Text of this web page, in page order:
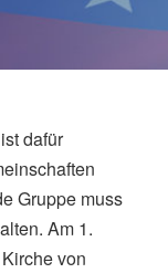
dafür
Gruppe muss
Am 1.
von